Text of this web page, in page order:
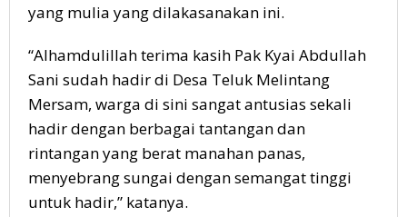
yang mulia yang dilakasanakan ini.
“Alhamdulillah terima kasih Pak Kyai Abdullah
Sani sudah hadir di Desa Teluk Melintang
Mersam, warga di sini sangat antusias sekali
hadir dengan berbagai tantangan dan
rintangan yang berat manahan panas,
menyebrang sungai dengan semangat tinggi
untuk hadir,” katanya.